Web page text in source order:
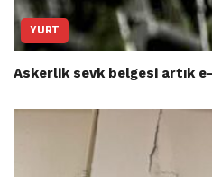
YURT
Askerlik sevk belgesi artık